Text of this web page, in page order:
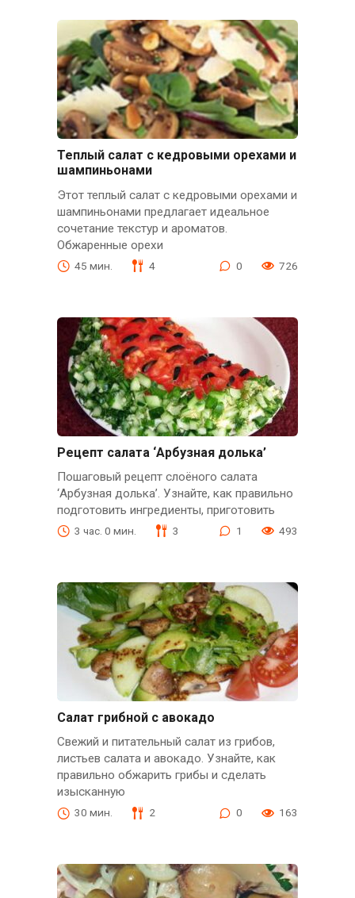
Теплый салат с кедровыми орехами и
шампиньонами
Этот теплый салат с кедровыми орехами и
шампиньонами предлагает идеальное
сочетание текстур и ароматов.
Обжаренные орехи
45 мин. 4 0 726
Рецепт салата ‘Арбузная долька’
Пошаговый рецепт слоёного салата
‘Арбузная долька’. Узнайте, как правильно
подготовить ингредиенты, приготовить
3 час. 0 мин. 3 1 493
Салат грибной с авокадо
Свежий и питательный салат из грибов,
листьев салата и авокадо. Узнайте, как
правильно обжарить грибы и сделать
изысканную
30 мин. 2 0 163